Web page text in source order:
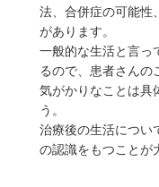
法、合併症の可能性
があります。
一般的な生活と言っ
るので、患者さんの
気がかりなことは具
う。
治療後の生活につい
の認識をもつことが